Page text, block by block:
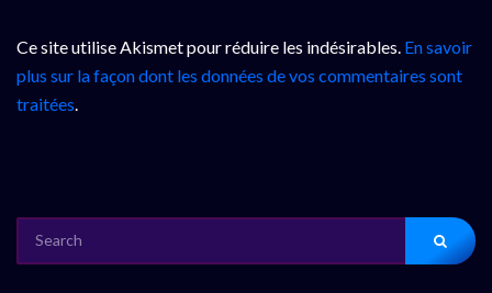
Ce site utilise Akismet pour réduire les indésirables. En savoir
plus sur la façon dont les données de vos commentaires sont
traitées.
FOR: